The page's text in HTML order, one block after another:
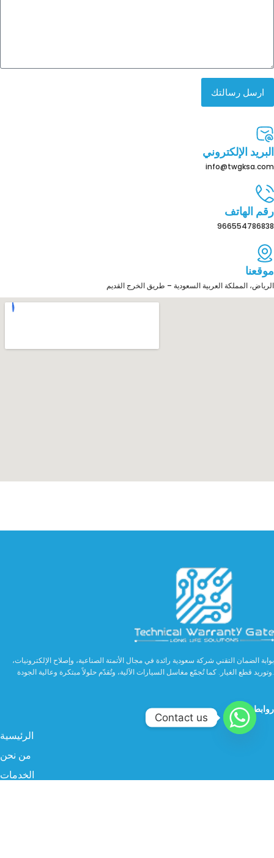
ارسل رسالتك
البريد الإلكتروني
info@twgksa.com
رقم الهاتف
966554786838
موقعنا
الرياض، المملكة العربية السعودية – طريق الخرج القديم
بوابة الضمان التقني شركة سعودية رائدة في مجال الأتمتة الصناعية، وإصلاح الإلكترونيات،
وتوريد قطع الغيار. كما تُجمّع مغاسل السيارات الآلية، وتُقدّم حلولاً مبتكرة وعالية الجودة.
روابط مهمة
الرئيسية
من نحن
الخدمات
Contact us